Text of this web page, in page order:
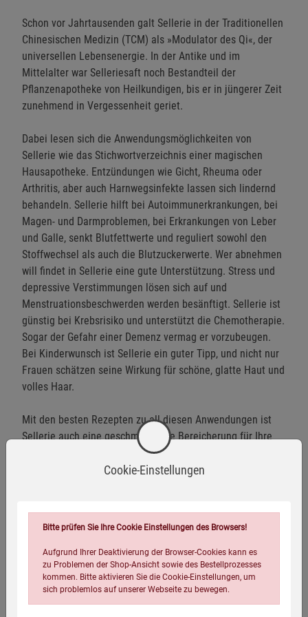
Schon vor Jahrtausenden galt Sellerie in der Traditionellen
Chinesischen Medizin (TCM) als »Modulator des Qi«, der
universellen Lebensenergie. In der Antike und im
Mittelalter war Selleriesaft noch Bestandteil der
Pflanzenapotheke von Heilkundigen, bis er in jüngerer Zeit
zunehmend in Vergessenheit geriet.
Dabei lesen sich die Anwendungsmöglichkeiten von
Sellerie wie das Stichwortverzeichnis einer magischen
Hausapotheke. Entzündungen wie Gicht, Rheuma oder
Arthritis, aber auch Harnwegsinfekte lassen sich lindernd
behandeln. Sellerie hilft bei Autoimmunerkrankungen, bei
Magen- und Darmproblemen, bei Erkrankungen von Leber
und Galle, senkt Blutfettwerte und reguliert sowohl den
Stoffwechsel als auch die Blutzuckerwerte. Wer abnehmen
will findet in Sellerie eine gute Unterstützung. Stress und
depressive Verstimmungen lösen sich auf und
Menstruationsbeschwerden werden besänftigt. Sellerie ist
günstig bei Krebsrisiko und unterstützt die Chemotherapie.
Sogar der Gefahr einer Demenz vermag er vorzubeugen.
Bei Kinderwunsch ist Sellerie ein guter Tipp, und nicht nur
Frauen schätzen seine Wirkung für schöne, glatte Haut und
volles Haar.
Mit den besten Rezepten zu all diesen Anwendungen ist
Sellerie auch eine geschmackliche Bereicherung für Ihre
Eigenschaften
Verlag / Herausgeber:
Kopp Verlag
Cookie-Einstellungen
Bitte prüfen Sie Ihre Cookie Einstellungen des Browsers!
Aufgrund Ihrer Deaktivierung der Browser-Cookies kann es
zu Problemen der Shop-Ansicht sowie des Bestellprozesses
kommen. Bitte aktivieren Sie die Cookie-Einstellungen, um
sich problemlos auf unserer Webseite zu bewegen.